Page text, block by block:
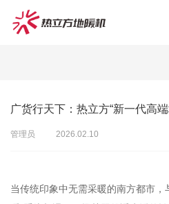
广货行天下：热立方“新一代高
管理员 2026.02.10
当传统印象中无需采暖的南方都市，